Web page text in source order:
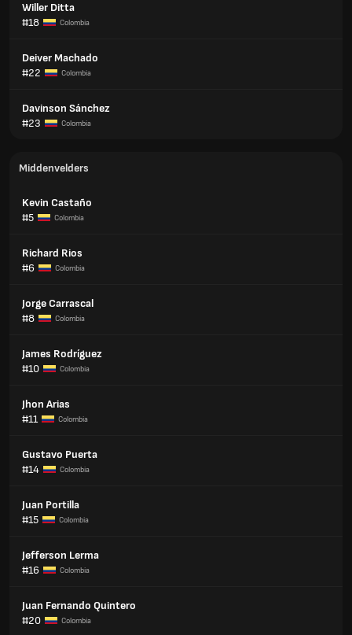
Willer Ditta
#18
Colombia
Deiver Machado
#22
Colombia
Davinson Sánchez
#23
Colombia
Middenvelders
Kevin Castaño
#5
Colombia
Richard Rios
#6
Colombia
Jorge Carrascal
#8
Colombia
James Rodríguez
#10
Colombia
Jhon Arias
#11
Colombia
Gustavo Puerta
#14
Colombia
Juan Portilla
#15
Colombia
Jefferson Lerma
#16
Colombia
Juan Fernando Quintero
#20
Colombia